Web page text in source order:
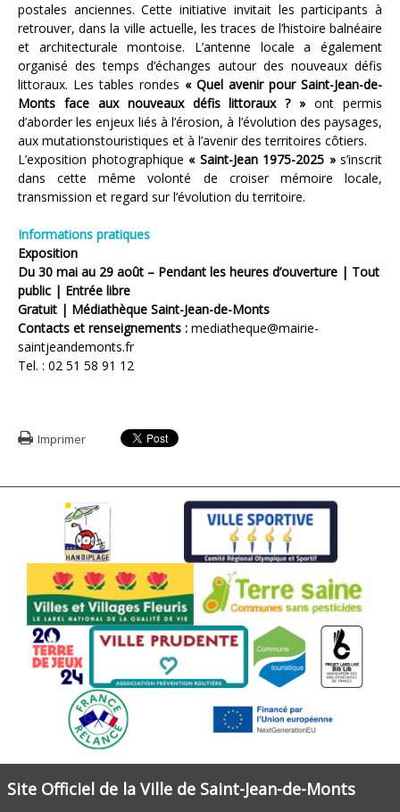
postales anciennes. Cette initiative invitait les participants à
retrouver, dans la ville actuelle, les traces de l’histoire balnéaire
et architecturale montoise. L’antenne locale a également
organisé des temps d’échanges autour des nouveaux défis
littoraux. Les tables rondes « Quel avenir pour Saint-Jean-de-
Monts face aux nouveaux défis littoraux ? » ont permis
d’aborder les enjeux liés à l’érosion, à l’évolution des paysages,
aux mutationstouristiques et à l’avenir des territoires côtiers.
L’exposition photographique « Saint-Jean 1975-2025 » s’inscrit
dans cette même volonté de croiser mémoire locale,
transmission et regard sur l’évolution du territoire.
Informations pratiques
Exposition
Du 30 mai au 29 août – Pendant les heures d’ouverture | Tout
public | Entrée libre
Gratuit | Médiathèque Saint-Jean-de-Monts
Contacts et renseignements : mediatheque@mairie-
saintjeandemonts.fr
Tel. : 02 51 58 91 12
Imprimer
Site Officiel de la Ville de Saint-Jean-de-Monts